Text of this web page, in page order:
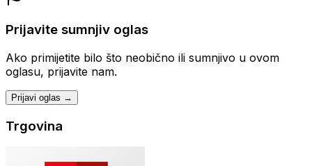
Prijavite sumnjiv oglas
Ako primijetite bilo što neobično ili sumnjivo u ovom
oglasu, prijavite nam.
Prijavi oglas →
Trgovina